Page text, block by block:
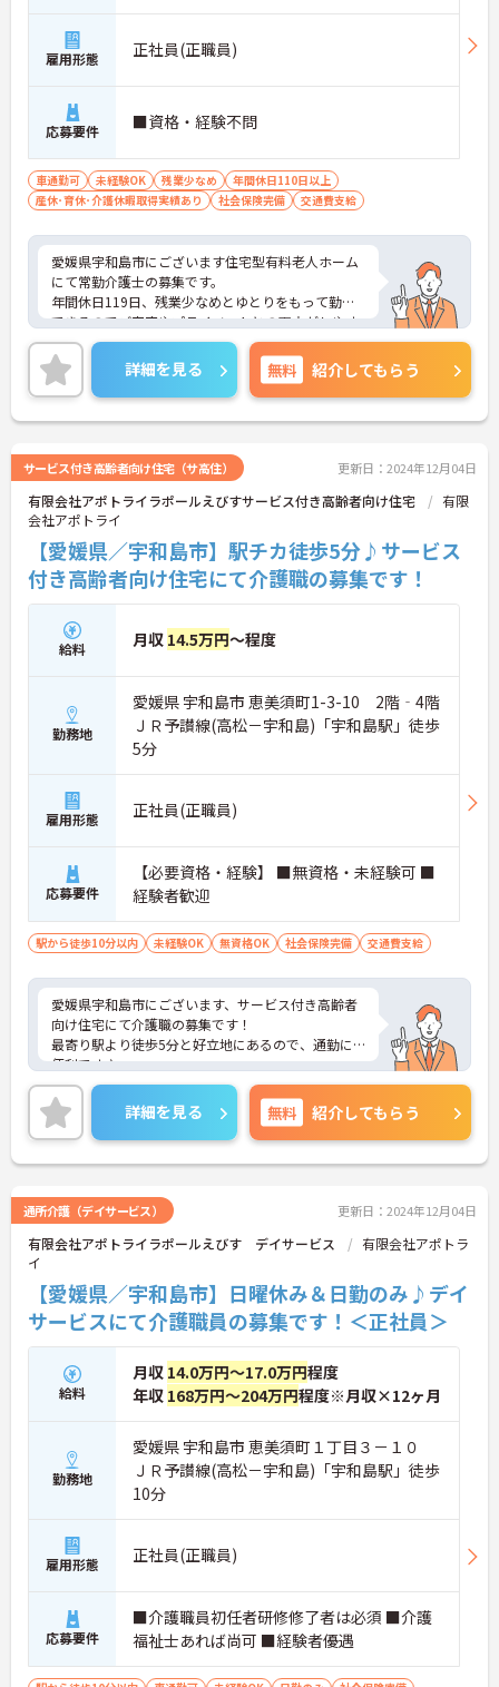
雇用形態 正社員(正職員)
応募要件 ■資格・経験不問
車通勤可 未経験OK 残業少なめ
年間休日110日以上
産休･育休･介護休暇取得実績あり
社会保険完備 交通費支給
愛媛県宇和島市にございます住宅型有料老人ホーム
にて常勤介護士の募集です。
年間休日119日、残業少なめとゆとりをもって勤務
できるのでご家庭やプライベートとの両立がしやす
い環境ですよ◎
ご興味ある方には、面接対策ポイントなど、さらに
詳細をお話しいたしますのでお気軽にご相談くださ
い。
詳細を見る 無料 紹介してもらう
サービス付き高齢者向け住宅（サ高住） 更新日：2024年12月04日
有限会社アポトライラポールえびすサービス付き高齢者向け住宅
有限
会社アポトライ
【愛媛県／宇和島市】駅チカ徒歩5分♪サービス
付き高齢者向け住宅にて介護職の募集です！
給料 月収 14.5万円～程度
勤務地
愛媛県 宇和島市 恵美須町1-3-10 2階‐4階
ＪＲ予讃線(高松－宇和島)「宇和島駅」徒歩
5分
雇用形態 正社員(正職員)
応募要件
【必要資格・経験】 ■無資格・未経験可 ■
経験者歓迎
駅から徒歩10分以内 未経験OK 無資格OK 社会保険完備 交通費支給
愛媛県宇和島市にございます、サービス付き高齢者
向け住宅にて介護職の募集です！
最寄り駅より徒歩5分と好立地にあるので、通勤に
便利です♪
資格や経験などは問いません！どなたでも介護のお
仕事にチャレンジしていただける環境です◎
ご興味のある方は、マイナビ介護職までお問い合わ
せください。
詳細を見る 無料 紹介してもらう
通所介護（デイサービス） 更新日：2024年12月04日
有限会社アポトライラポールえびす デイサービス
有限会社アポトラ
イ
【愛媛県／宇和島市】日曜休み＆日勤のみ♪デイ
サービスにて介護職員の募集です！＜正社員＞
給料
月収 14.0万円～17.0万円程度
年収 168万円～204万円程度※月収×12ヶ月
勤務地
愛媛県 宇和島市 恵美須町１丁目３－１０
ＪＲ予讃線(高松－宇和島)「宇和島駅」徒歩
10分
雇用形態 正社員(正職員)
応募要件
■介護職員初任者研修修了者は必須 ■介護
福祉士あれば尚可 ■経験者優遇